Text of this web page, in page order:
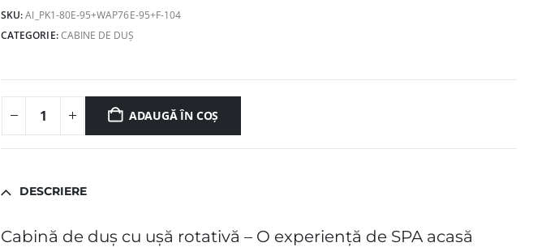
SKU:AI_PK1-80E-95+WAP76E-95+F-104
CATEGORIE:CABINE DE DUȘ
ADAUGĂ ÎN COȘ
DESCRIERE
Cabină de duș cu ușă rotativă – O experiență de SPA acasă